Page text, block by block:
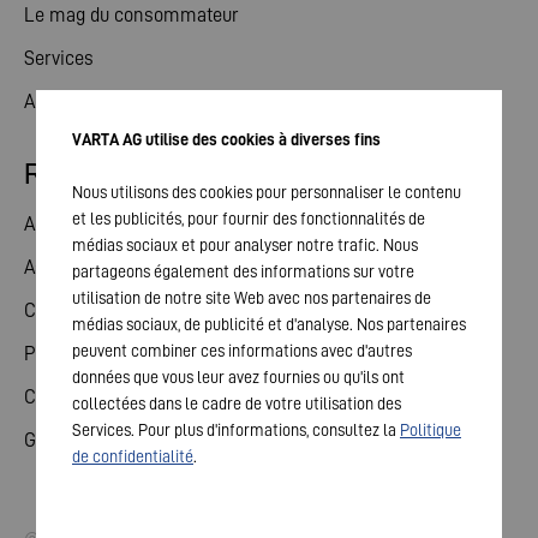
Le mag du consommateur
Services
Actualités
Relations avec les investisseurs
Action
Assemblée générale
Calendrier financier
Publications
Contact investisseurs
Gouvernement d'entreprise
VARTA AG utilise des cookies à diverses fins
Nous utilisons des cookies pour personnaliser le contenu
et les publicités, pour fournir des fonctionnalités de
médias sociaux et pour analyser notre trafic. Nous
partageons également des informations sur votre
utilisation de notre site Web avec nos partenaires de
médias sociaux, de publicité et d'analyse. Nos partenaires
peuvent combiner ces informations avec d'autres
données que vous leur avez fournies ou qu'ils ont
collectées dans le cadre de votre utilisation des
Services. Pour plus d'informations, consultez la Politique
de confidentialité.